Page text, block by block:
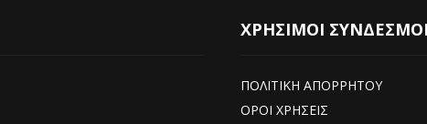
ΧΡΗΣΙΜΟΙ
ΠΟΛΙΤΙΚΗ ΑΠΟΡΡΗΤΟΥ
ΟΡΟΙ ΧΡΗΣΕΙΣ